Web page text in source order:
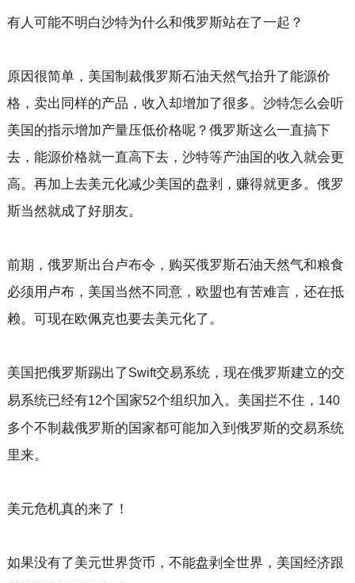
有人可能不明白沙特为什么和俄罗斯站在了一起？
原因很简单，美国制裁俄罗斯石油天然气抬升了能源价
格，卖出同样的产品，收入却增加了很多。沙特怎么会听
美国的指示增加产量压低价格呢？俄罗斯这么一直搞下
去，能源价格就一直高下去，沙特等产油国的收入就会更
高。再加上去美元化减少美国的盘剥，赚得就更多。俄罗
斯当然就成了好朋友。
前期，俄罗斯出台卢布令，购买俄罗斯石油天然气和粮食
必须用卢布，美国当然不同意，欧盟也有苦难言，还在抵
赖。可现在欧佩克也要去美元化了。
美国把俄罗斯踢出了Swift交易系统，现在俄罗斯建立的交
易系统已经有12个国家52个组织加入。美国拦不住， 140
多个不制裁俄罗斯的国家都可能加入到俄罗斯的交易系统
里来。
美元危机真的来了！
如果没有了美元世界货币，不能盘剥全世界，美国经济跟